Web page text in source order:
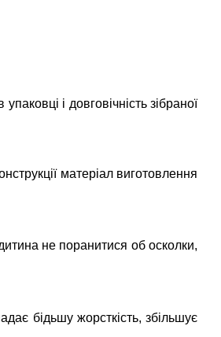
і довговічність зібраної
матеріал виготовлення
не поранитися об осколки,
бідьшу жорсткість, збільшує